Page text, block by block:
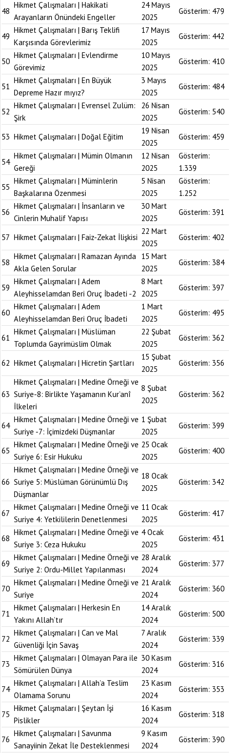
48
Hikmet Çalışmaları | Hakikati
Arayanların Önündeki Engeller
24 Mayıs
2025
Gösterim: 479
49
Hikmet Çalışmaları | Barış Teklifi
Karşısında Görevlerimiz
17 Mayıs
2025
Gösterim: 442
50
Hikmet Çalışmaları | Evlendirme
Görevimiz
10 Mayıs
2025
Gösterim: 410
51
Hikmet Çalışmaları | En Büyük
Depreme Hazır mıyız?
3 Mayıs
2025
Gösterim: 484
52
Hikmet Çalışmaları | Evrensel Zulüm:
Şirk
26 Nisan
2025
Gösterim: 540
53 Hikmet Çalışmaları | Doğal Eğitim
19 Nisan
2025
Gösterim: 459
54
Hikmet Çalışmaları | Mümin Olmanın
Gereği
12 Nisan
2025
Gösterim:
1.339
55
Hikmet Çalışmaları | Müminlerin
Başkalarına Özenmesi
5 Nisan
2025
Gösterim:
1.252
56
Hikmet Çalışmaları | İnsanların ve
Cinlerin Muhalif Yapısı
30 Mart
2025
Gösterim: 391
57 Hikmet Çalışmaları | Faiz-Zekat İlişkisi
22 Mart
2025
Gösterim: 402
58
Hikmet Çalışmaları | Ramazan Ayında
Akla Gelen Sorular
15 Mart
2025
Gösterim: 384
59
Hikmet Çalışmaları | Adem
Aleyhisselamdan Beri Oruç İbadeti -2
8 Mart
2025
Gösterim: 397
60
Hikmet Çalışmaları | Adem
Aleyhisselamdan Beri Oruç İbadeti
1 Mart
2025
Gösterim: 495
61
Hikmet Çalışmaları | Müslüman
Toplumda Gayrimüslim Olmak
22 Şubat
2025
Gösterim: 362
62 Hikmet Çalışmaları | Hicretin Şartları
15 Şubat
2025
Gösterim: 356
63
Hikmet Çalışmaları | Medine Örneği ve
Suriye-8: Birlikte Yaşamanın Kur’anî
İlkeleri
8 Şubat
2025
Gösterim: 362
64
Hikmet Çalışmaları | Medine Örneği ve
Suriye -7: İçimizdeki Düşmanlar
1 Şubat
2025
Gösterim: 399
65
Hikmet Çalışmaları | Medine Örneği ve
Suriye 6: Esir Hukuku
25 Ocak
2025
Gösterim: 400
66
Hikmet Çalışmaları | Medine Örneği ve
Suriye 5: Müslüman Görünümlü Dış
Düşmanlar
18 Ocak
2025
Gösterim: 342
67
Hikmet Çalışmaları | Medine Örneği ve
Suriye 4: Yetkililerin Denetlenmesi
11 Ocak
2025
Gösterim: 417
68
Hikmet Çalışmaları | Medine Örneği ve
Suriye 3: Ceza Hukuku
4 Ocak
2025
Gösterim: 431
69
Hikmet Çalışmaları | Medine Örneği ve
Suriye 2: Ordu-Millet Yapılanması
28 Aralık
2024
Gösterim: 377
70
Hikmet Çalışmaları | Medine Örneği ve
Suriye
21 Aralık
2024
Gösterim: 360
71
Hikmet Çalışmaları | Herkesin En
Yakını Allah’tır
14 Aralık
2024
Gösterim: 500
72
Hikmet Çalışmaları | Can ve Mal
Güvenliği İçin Savaş
7 Aralık
2024
Gösterim: 339
73
Hikmet Çalışmaları | Olmayan Para ile
Sömürülen Dünya
30 Kasım
2024
Gösterim: 316
74
Hikmet Çalışmaları | Allah’a Teslim
Olamama Sorunu
23 Kasım
2024
Gösterim: 353
75
Hikmet Çalışmaları | Şeytan İşi
Pislikler
16 Kasım
2024
Gösterim: 318
76
Hikmet Çalışmaları | Savunma
Sanayiinin Zekat İle Desteklenmesi
9 Kasım
2024
Gösterim: 390